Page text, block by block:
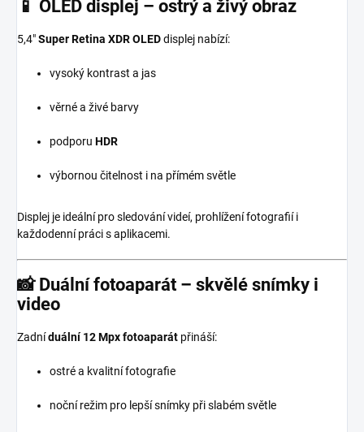
📱 OLED displej – ostrý a živý obraz
5,4″Super Retina XDR OLEDdisplej nabízí:
vysoký kontrast a jas
věrné a živé barvy
podporu HDR
výbornou čitelnost i na přímém světle
Displej je ideální pro sledování videí, prohlížení fotografií i
každodenní práci s aplikacemi.
📸 Duální fotoaparát – skvělé snímky i
video
Zadníduální 12 Mpx fotoaparát přináší:
ostré a kvalitní fotografie
noční režim pro lepší snímky při slabém světle